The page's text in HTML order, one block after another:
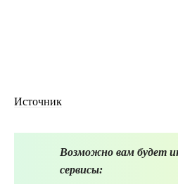
Источник
Возможно вам будет
сервисы: